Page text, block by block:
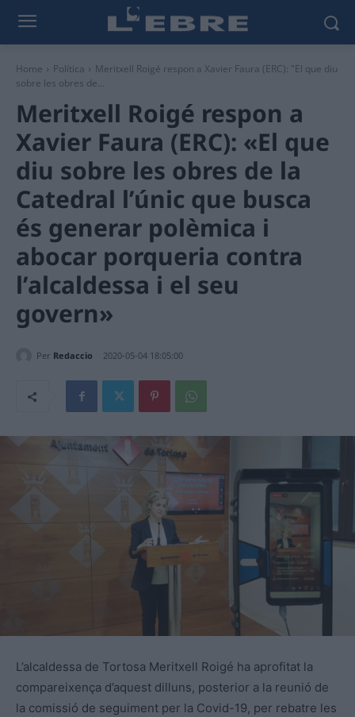
Home Política
Meritxell Roigé respon a Xavier Faura (ERC): "El que diu
sobre les obres de...
Meritxell Roigé respon a
Xavier Faura (ERC): «El que
diu sobre les obres de la
Catedral l’únic que busca
és generar polèmica i
abocar porqueria contra
l’alcaldessa i el seu
govern»
Per Redaccio 2020-05-04 18:05:00
L’alcaldessa de Tortosa Meritxell Roigé ha aprofitat la
compareixença d’aquest dilluns, posterior a la reunió de
la comissió de seguiment per la Covid-19, per rebatre les